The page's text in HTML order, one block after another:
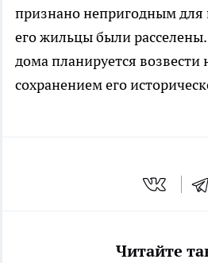
признано непригодным для
его жильцы были расселены.
дома планируется возвести
сохранением его
Читайте